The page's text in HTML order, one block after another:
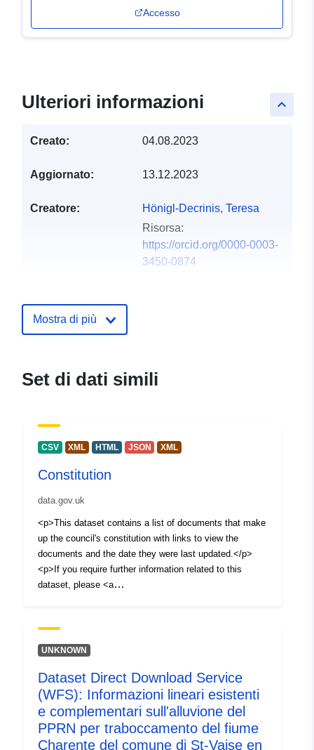
Accesso
keyboard_arrow_up
Ulteriori informazioni
Creato: 04.08.2023
Aggiornato: 13.12.2023
Creatore:
Hönigl-Decrinis, Teresa
Risorsa:
https://orcid.org/0000-0003-
3450-0874
Risorsa:
Risorsa:
Risorsa:
https://orcid.org/0000-0002-
6275-3652
Editore:
Registro del
catalogo:
30 July 2026
Identificatori: https://doi.org/10.5281/
Mostra di più
Set di dati simili
CSV XML HTML JSON XML
Constitution
data.gov.uk
<p>This dataset contains a list of documents that make
up the council's constitution with links to view the
documents and the date they were last updated.</p>
<p>If you require further information related to this
dataset, please <a
our online form.</p>
UNKNOWN
Dataset Direct Download Service
(WFS): Informazioni lineari esistenti
e complementari sull'alluvione del
PPRN per traboccamento del fiume
Charente del comune di St-Vaise en